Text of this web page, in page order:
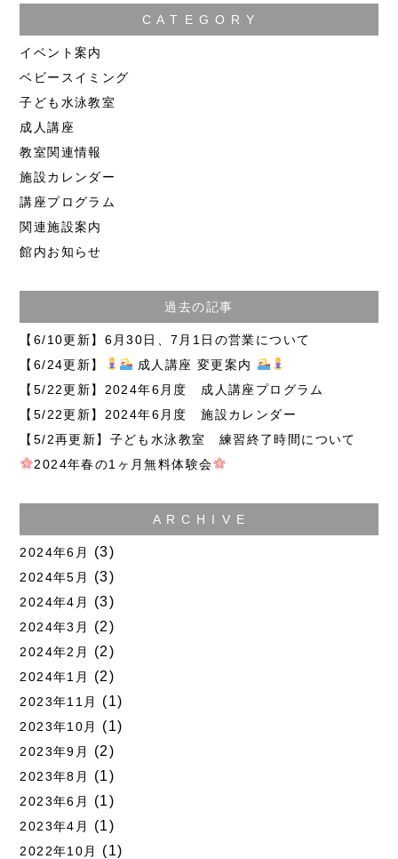
C A T E G O R Y
イベント案内
ベビースイミング
子ども水泳教室
成人講座
教室関連情報
施設カレンダー
講座プログラム
関連施設案内
館内お知らせ
過去の記事
【6/10更新】6月30日、7月1日の営業について
【6/24更新】
成人講座 変更案内
【5/22更新】2024年6月度 成人講座プログラム
【5/22更新】2024年6月度 施設カレンダー
【5/2再更新】子ども水泳教室 練習終了時間について
2024年春の1ヶ月無料体験会
A R C H I V E
2024年6月 (3)
2024年5月 (3)
2024年4月 (3)
2024年3月 (2)
2024年2月 (2)
2024年1月 (2)
2023年11月 (1)
2023年10月 (1)
2023年9月 (2)
2023年8月 (1)
2023年6月 (1)
2023年4月 (1)
2022年10月 (1)